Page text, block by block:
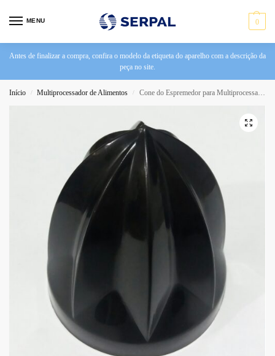
MENU 0
Antes de finalizar a compra, confira o modelo da etiqueta do aparelho com a descrição da
peça no site.
Início / Multiprocessador de Alimentos / Cone do Espremedor para Multiprocessador Philco All In One 2